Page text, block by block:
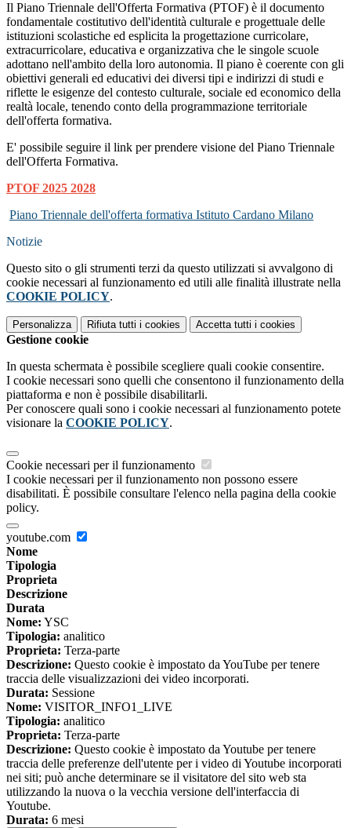
Il Piano Triennale dell'Offerta Formativa (PTOF) è il documento
fondamentale costitutivo dell'identità culturale e progettuale delle
istituzioni scolastiche ed esplicita la progettazione curricolare,
extracurricolare, educativa e organizzativa che le singole scuole
adottano nell'ambito della loro autonomia. Il piano è coerente con gli
obiettivi generali ed educativi dei diversi tipi e indirizzi di studi e
riflette le esigenze del contesto culturale, sociale ed economico della
realtà locale, tenendo conto della programmazione territoriale
dell'offerta formativa.
E' possibile seguire il link per prendere visione del Piano Triennale
dell'Offerta Formativa.
PTOF 2025 2028
Piano Triennale dell'offerta formativa Istituto Cardano Milano
Notizie
Questo sito o gli strumenti terzi da questo utilizzati si avvalgono di
cookie necessari al funzionamento ed utili alle finalità illustrate nella
COOKIE POLICY.
Personalizza Rifiuta tutti i cookies Accetta tutti i cookies
Gestione cookie
In questa schermata è possibile scegliere quali cookie consentire.
I cookie necessari sono quelli che consentono il funzionamento della
piattaforma e non è possibile disabilitarli.
Per conoscere quali sono i cookie necessari al funzionamento potete
visionare la COOKIE POLICY.
Cookie necessari per il funzionamento
I cookie necessari per il funzionamento non possono essere
disabilitati. È possibile consultare l'elenco nella pagina della cookie
policy.
youtube.com
Nome
Tipologia
Proprieta
Descrizione
Durata
Nome: YSC
Tipologia: analitico
Proprieta: Terza-parte
Descrizione: Questo cookie è impostato da YouTube per tenere
traccia delle visualizzazioni dei video incorporati.
Durata: Sessione
Nome: VISITOR_INFO1_LIVE
Tipologia: analitico
Proprieta: Terza-parte
Descrizione: Questo cookie è impostato da Youtube per tenere
traccia delle preferenze dell'utente per i video di Youtube incorporati
nei siti; può anche determinare se il visitatore del sito web sta
utilizzando la nuova o la vecchia versione dell'interfaccia di
Youtube.
Durata: 6 mesi